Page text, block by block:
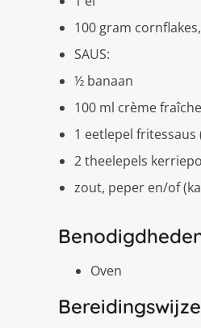
100 gram
SAUS:
½ banaan
100 ml crème fraîche
1 eetlepel fritessaus
2 theelepels
zout, peper en/of
Oven
Bereidingswijze